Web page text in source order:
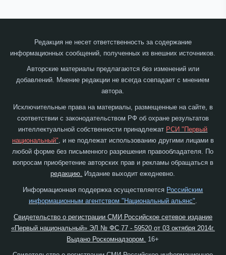
Редакция не несет ответственность за содержание
информационных сообщений, полученных из внешних источников.
Авторские материалы предлагаются без изменений или
добавлений. Мнение редакции не всегда совпадает с мнением
автора.
Исключительные права на материалы, размещенные на сайте, в
соответствии с законодательством РФ об охране результатов
интеллектуальной собственности принадлежат РСИ "Первый
национальный", и не подлежат использованию другими лицами в
любой форме без письменного разрешения правообладателя. По
вопросам приобретение авторских прав и рекламы обращаться в
редакцию. Издание выходит ежедневно.
Информационная поддержка осуществляется Российским
информационным агентством "Национальный альянс"
Свидетельство о регистрации СМИ Российское сетевое издание
«Первый национальный» ЭЛ № ФС 77 - 59520 от 03 октября 2014г.
Выдано Роскомнадзором.
16+